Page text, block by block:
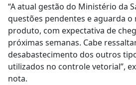
“A atual gestão do Ministério da
questões pendentes e aguarda
produto, com expectativa de
próximas semanas. Cabe
desabastecimento dos outros
utilizados no controle vetorial”,
nota.